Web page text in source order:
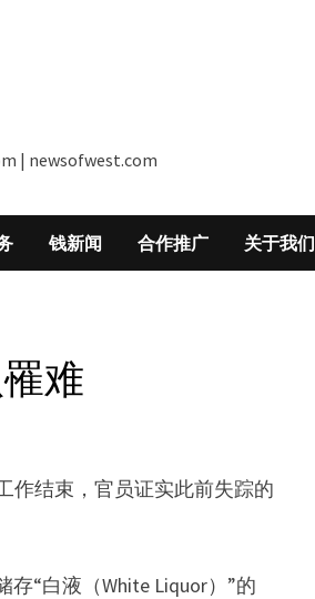
| newsofwest.com
钱新闻 合作推广 关于我们
难
作结束，官员证实此前失踪的
存“白液（White Liquor）”的